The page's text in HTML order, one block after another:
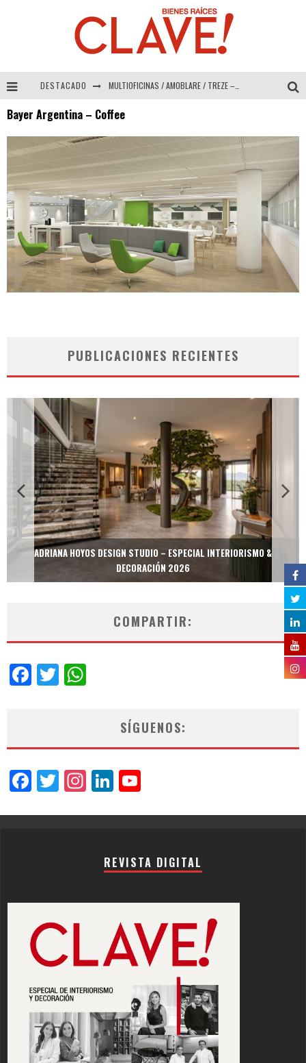
DESTACADO MULTIOFICINAS / AMOBLARE / TREZE – Especial Interiorismo & Decoración 2026
COLINEAL – Especial Interiorismo & Decoración 2026
ADRIANA HOYOS DESIGN STUDIO – Especial Interiorismo & Decoración 2026
Bayer Argentina – Coffee
PUBLICACIONES RECIENTES
ADRIANA HOYOS DESIGN STUDIO – ESPECIAL INTERIORISMO &
DECORACIÓN 2026
COMPARTIR:
Facebook
Twitter
SÍGUENOS:
Facebook
Twitter
Instagram
LinkedIn
REVISTA DIGITAL